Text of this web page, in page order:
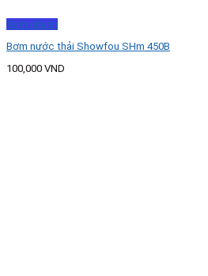
Xem nhanh
Bơm nước thải Showfou SHm 450B
100,000 VND